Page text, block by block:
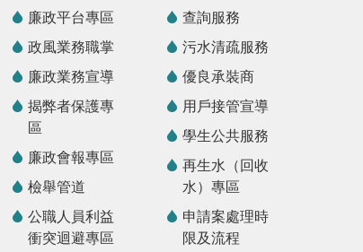
廉政平台專區
政風業務職掌
廉政業務宣導
揭弊者保護專
區
廉政會報專區
檢舉管道
公職人員利益
衝突迴避專區
查詢服務
污水清疏服務
優良承裝商
用戶接管宣導
學生公共服務
再生水（回收
水）專區
申請案處理時
限及流程